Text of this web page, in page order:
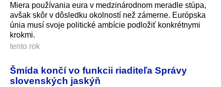
Miera používania eura v medzinárodnom meradle stúpa,
avšak skôr v dôsledku okolností než zámerne. Európska
únia musí svoje politické ambície podložiť konkrétnymi
krokmi.
tento rok
Šmída končí vo funkcii riaditeľa Správy
slovenských jaskýň